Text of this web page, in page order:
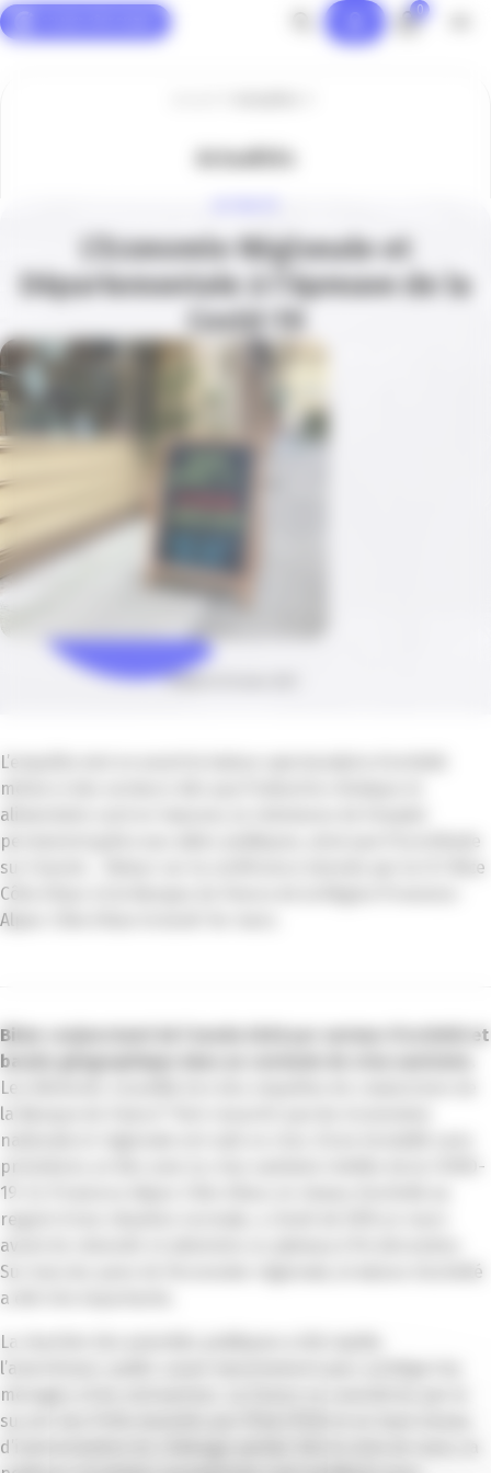
0
Actualités
L’Economie Régionale et
Départementale à l’épreuve de la
Covid-19
Publié le 04 mars 2021
L’enquête met en avant la baisse spectaculaire d’activité
même si des secteurs tels que l’industrie chimique et
alimentaire sont en hausses, la résistance de l’emploi
permanent grâce aux aides publiques, ainsi que l’incertitude
sur l’avenir… Retour sur la conférence donnée par la CCI Nice
Côte d’Azur et la Banque de France de la Région Provence-
Alpes-Côte d’Azur le lundi 1er mars.
Bilan conjoncturel de l’année 2020 par secteur d’activité et
bassin géographique dans un contexte de crise sanitaire
Les éléments recueillis lors des enquêtes de conjoncture de
la Banque de France* font ressortir que les économies
nationale et régionale ont subi un choc d’une brutalité sans
précédent, en lien avec la crise sanitaire inédite de la COVID-
19. En Provence-Alpes-Côte d’Azur, le niveau d’activité au
regard d’une situation normale, a chuté de 50% en mars
avant de rebondir et atteindre un plateau à fin décembre.
Sur tous les pans de l’économie régionale, la baisse d’activité
a été très importante.
La réaction des autorités publiques a été rapide,
l’amortisseur public a joué massivement pour protéger les
ménages et les entreprises. La France se caractérise par le
succès des Prêts Garantis par l’État (PGE) et un haut niveau
d’indemnisation du chômage partiel. Dès le mois de mars, la
Panneau de gestion des cookies